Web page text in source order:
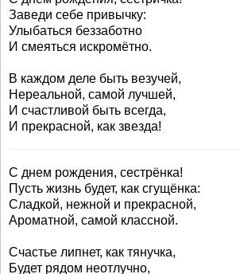
Заведи себе привычку:
Улыбаться беззаботно
И смеяться искромётно.
В каждом деле быть везучей,
Нереальной, самой лучшей,
И счастливой быть всегда,
И прекрасной, как звезда!
С днем рождения, сестрёнка!
Пусть жизнь будет, как сгущёнка:
Сладкой, нежной и прекрасной,
Ароматной, самой классной.
Счастье липнет, как тянучка,
Будет рядом неотлучно,